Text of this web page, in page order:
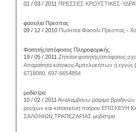
01 / 03 / 2011 ΠΡΕΣΣΕΣ ΚΡΟΥΣΤΙΚΕΣ-
φασολια Πρεσπας
09 / 12 / 2010 Πωλειται Φασολι Πρεσπας -
Φοιτητής/απόφοιτος Πληροφορικής
19 / 05 / 2011 Ζητείται φοιτητής/απόφοιτος
Απαραίτητα κάτοικος Αμπελοκήπων ή
6718080, 697-6654854
μοδίστρα
10 / 02 / 2011 Αναλαμβανω ραψιμο
ρουχων και κατασκευη πατρον
ΣΑΛΟΝΙΩΝ,ΤΡΑΠΕΖΑΡΙΑΣ μοδίστρα